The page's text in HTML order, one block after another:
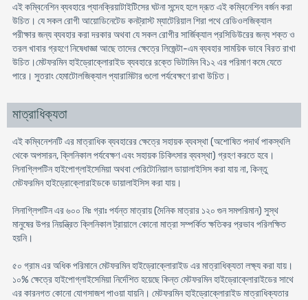
এই কম্বিনেশিন ব্যবহারে প্যানক্রিয়াটাইটিসের ঘটনা সন্দেহ হলে দ্রূত এই কম্বিনেশিন বর্জন করা
উচিত। যে সকল রোগী আয়োডিনেটেড কনট্রাস্ট ম্যাটেরিয়াল শিরা পথে রেডিওলজিক্যাল
পরীক্ষার জন্য ব্যবহার করা দরকার অথবা যে সকল রোগীর সার্জিক্যাল প্রসিডিউরের জন্য শক্ত ও
তরল খাবার গ্রহণে নিষেধাজ্ঞা আছে তাদের ক্ষেত্রে লিজেন্টা-এম ব্যবহার সাময়িক ভাবে বিরত রাখা
উচিত।মেটফরমিন হাইড্রোক্লোরাইড ব্যবহারে রক্তে ভিটামিন বি১২ এর পরিমাণ কমে যেতে
পারে। সুতরাং হেমাটোলজিক্যাল প্যারামিটার গুলো পর্যবেক্ষণে রাখা উচিত।
মাত্রাধিক্যতা
এই কম্বিনেশনটি এর মাত্রাধিক ব্যবহারের ক্ষেত্রে সহায়ক ব্যবস্থা (অশোষিত পদার্থ পাকস্থলি
থেকে অপসারন, ক্লিনিকাল পর্যবেক্ষণ এবং সহায়ক চিকিৎসার ব্যবস্থা) গ্রহণ করতে হবে।
লিনাগ্লিপটিন হাইপোগ্লাইসেমিয়া অথবা পেরিটোনিয়াল ডায়ালাইসিস করা যায় না, কিন্তু
মেটফরমিন হাইড্রোক্লোরাইডকে ডায়ালাইসিস করা যায়।
লিনাগ্লিপটিন এর ৬০০ মিঃ গ্রাঃ পর্যন্ত মাত্রায় (দৈনিক মাত্রার ১২০ গুন সমপরিমান) সুস্থ
মানুষের উপর নিয়ন্ত্রিত ক্লিনিকাল ট্রায়ালে কোনো মাত্রা সম্পর্কিত ক্ষতিকর প্রভাব পরিলক্ষিত
হয়নি।
৫০ গ্রাম এর অধিক পরিমানে মেটফরমিন হাইড্রোক্লোরাইড এর মাত্রাধিক্যতা লক্ষ্য করা যায়।
১০% ক্ষেত্রে হাইপোগ্লাইসেমিয়া নির্দেশিত হয়েছে কিন্ত মেটফরমিন হাইড্রোক্লোরাইডের সাথে
এর কারনগত কোনো যোগসাজশ পাওয়া যায়নি। মেটফরমিন হাইড্রোক্লোরাইড মাত্রাধিক্যতার